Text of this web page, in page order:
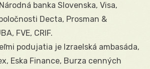
banka Slovenska, Visa,
Decta, Prosman &
FVE, CRIF.
podujatia je Izraelská ambasáda,
Eska Finance, Burza cenných